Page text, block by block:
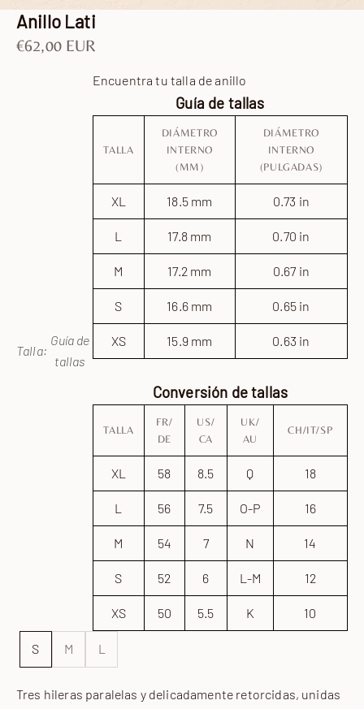
Anillo Lati
Precio de oferta
€62,00 EUR
Talla:
Guía de
tallas
Encuentra tu talla de anillo
Guía de tallas
TALLA
DIÁMETRO
INTERNO
(MM)
DIÁMETRO
INTERNO
(PULGADAS)
XL 18.5 mm 0.73 in
L 17.8 mm 0.70 in
M 17.2 mm 0.67 in
S 16.6 mm 0.65 in
XS 15.9 mm 0.63 in
Conversión de tallas
TALLA
FR/
DE
US/
CA
UK/
AU
CH/IT/SP
XL 58 8.5 Q 18
L 56 7.5 O-P 16
M 54 7 N 14
S 52 6 L-M 12
XS 50 5.5 K 10
S M L
Tres hileras paralelas y delicadamente retorcidas, unidas